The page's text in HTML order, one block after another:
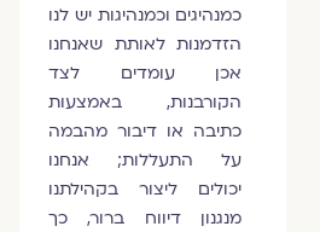
כמנהיגים וכמנהיגות יש לנו
הזדמנות לאותת שאנחנו
אכן עומדים לצד
הקורבנות, באמצעות
כתיבה או דיבור מהבמה
על התעללות; אנחנו
יכולים ליצור בקהילתנו
מנגנון דיווח ברור, כך